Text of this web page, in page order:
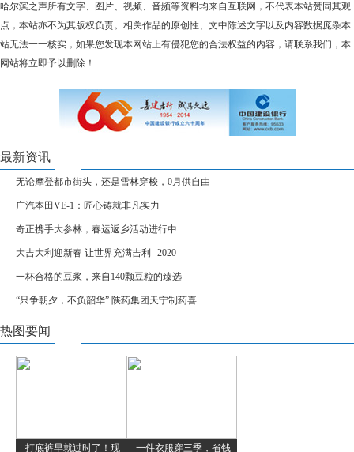
哈尔滨之声所有文字、图片、视频、音频等资料均来自互联网，不代表本站赞同其观
点，本站亦不为其版权负责。相关作品的原创性、文中陈述文字以及内容数据庞杂本
站无法一一核实，如果您发现本网站上有侵犯您的合法权益的内容，请联系我们，本
网站将立即予以删除！
最新资讯
无论摩登都市街头，还是雪林穿梭，0月供自由
广汽本田VE-1：匠心铸就非凡实力
奇正携手大参林，春运返乡活动进行中
大吉大利迎新春 让世界充满吉利--2020
一杯合格的豆浆，来自140颗豆粒的臻选
“只争朝夕，不负韶华” 陕药集团天宁制药喜
热图要闻
打底裤早就过时了！现 一件衣服穿三季，省钱